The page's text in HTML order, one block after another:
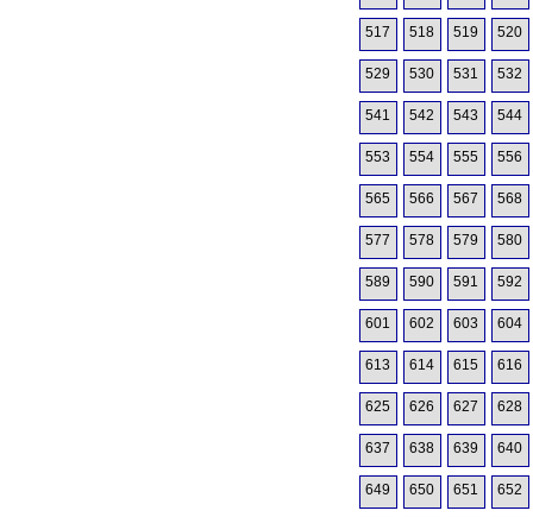
517 518 519 520
529 530 531 532
541 542 543 544
553 554 555 556
565 566 567 568
577 578 579 580
589 590 591 592
601 602 603 604
613 614 615 616
625 626 627 628
637 638 639 640
649 650 651 652